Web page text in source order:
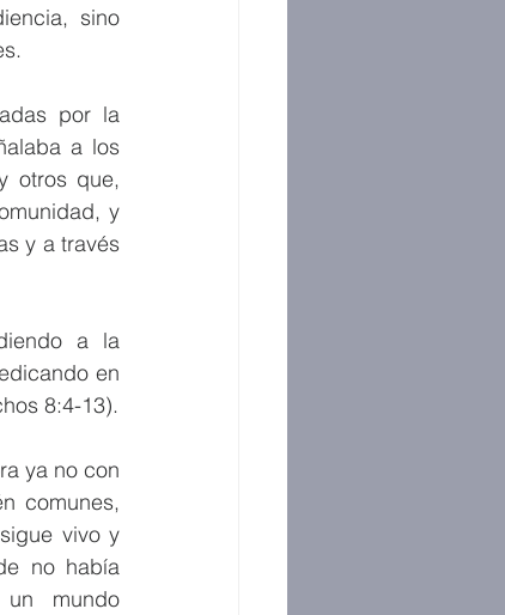
sino
por la
a los
otros que,
y
y a través
a la
en
8:4-13).
ya no con
comunes,
vivo y
no había
mundo